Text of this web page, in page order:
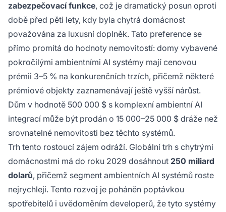
zabezpečovací funkce, což je dramatický posun oproti
době před pěti lety, kdy byla chytrá domácnost
považována za luxusní doplněk. Tato preference se
přímo promítá do hodnoty nemovitostí: domy vybavené
pokročilými ambientními AI systémy mají cenovou
prémii 3–5 % na konkurenčních trzích, přičemž některé
prémiové objekty zaznamenávají ještě vyšší nárůst.
Dům v hodnotě 500 000 $ s komplexní ambientní AI
integrací může být prodán o 15 000–25 000 $ dráže než
srovnatelné nemovitosti bez těchto systémů.
Trh tento rostoucí zájem odráží. Globální trh s chytrými
domácnostmi má do roku 2029 dosáhnout 250 miliard
dolarů, přičemž segment ambientních AI systémů roste
nejrychleji. Tento rozvoj je poháněn poptávkou
spotřebitelů i uvědoměním developerů, že tyto systémy